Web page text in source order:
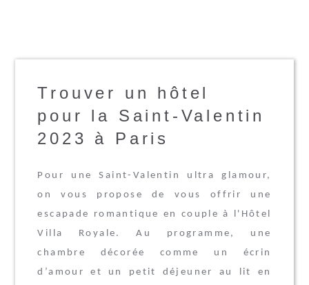
Trouver un hôtel
pour la Saint-Valentin
2023 à Paris
Pour une Saint-Valentin ultra glamour,
on vous propose de vous offrir une
escapade romantique en couple à l'Hôtel
Villa Royale. Au programme, une
chambre décorée comme un écrin
d’amour et un petit déjeuner au lit en